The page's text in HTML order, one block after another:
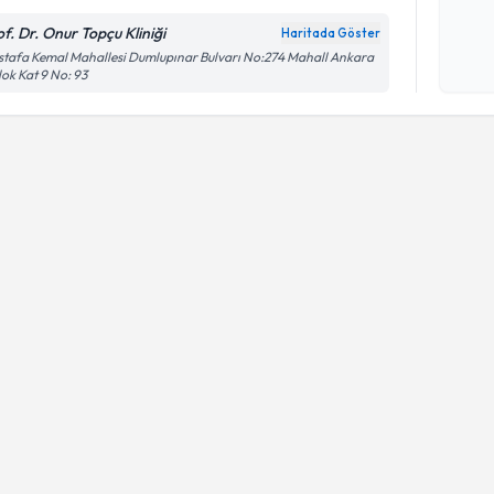
Dr. Onur Topçu Kliniği Haritada Göster
Kemal Mahallesi Dumlupınar Bulvarı No:274 Mahall Ankara
Kat 9 No: 93